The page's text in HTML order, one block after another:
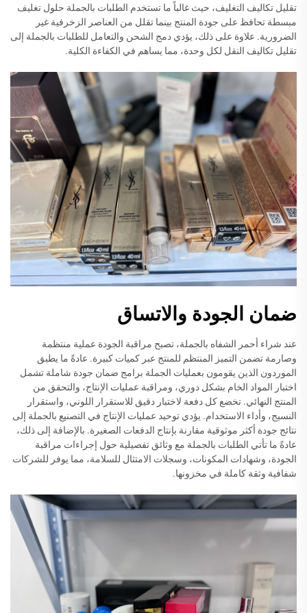
تقليل تكاليف التغليف، حيث غالباً ما تستخدم الطلبات بالجملة حلول تغليف
مبسطة تحافظ على جودة المنتج بينما تقلل من العناصر الزخرفية غير
الضرورية. علاوة على ذلك، يؤدي دمج الشحن والتعامل للطلبات بالجملة إلى
تقليل تكاليف النقل لكل وحدة، مما يساهم في الكفاءة الكلية.
ضمان الجودة والاتساق
عند شراء أحمر الشفاه بالجملة، تصبح مراقبة الجودة عملية منتظمة
وصارمة تضمن التميز المنتظم للمنتج عبر كميات كبيرة. عادةً ما يطبق
الموردون الذين يقومون بعمليات الجملة برامج ضمان جودة شاملة تشمل
اختبار المواد الخام بشكل دوري، ومراقبة عمليات الإنتاج، والتحقق من
المنتج النهائي. تخضع كل دفعة لاختبار دقيق للاستقرار اللوني، واستقرار
النسيج، وأداء الاستخدام. يؤدي توحيد عمليات الإنتاج في التصنيع بالجملة إلى
نتائج جودة أكثر موثوقية مقارنة بإنتاج الدفعات الصغيرة. بالإضافة إلى ذلك،
عادةً ما تأتي الطلبات بالجملة مع وثائق تفصيلية حول إجراءات مراقبة
الجودة، وشهادات المكونات، وسجلات الامتثال للسلامة، مما يوفر للشركات
شفافية وثقة كاملة في مخزونها.